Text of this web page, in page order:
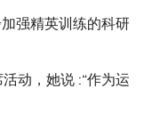
强精英训练的科研
动，她说 :“作为运